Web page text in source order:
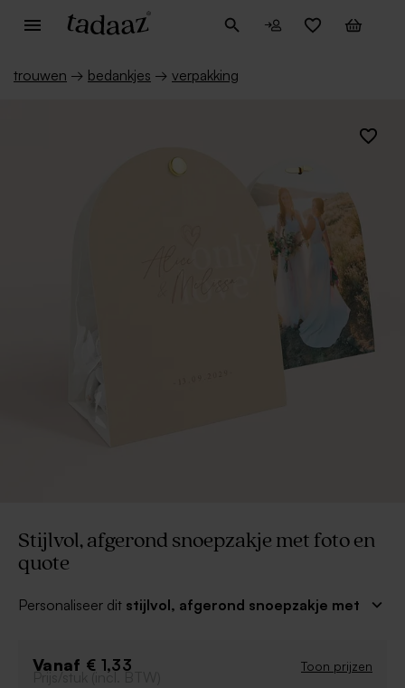
trouwen → bedankjes → verpakking
Stijlvol, afgerond snoepzakje met foto en
quote
Personaliseer dit stijlvol, afgerond snoepzakje met
Vanaf € 1,33 Toon prijzen
Prijs/stuk (incl. BTW)